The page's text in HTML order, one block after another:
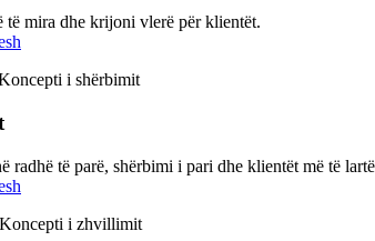
të mira dhe krijoni vlerë për klientët.
radhë të parë, shërbimi i pari dhe klientët më të